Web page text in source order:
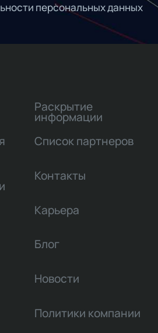
персональных данных
Раскрытие
информации
Список партнеров
Контакты
Карьера
Блог
Новости
Политики компании